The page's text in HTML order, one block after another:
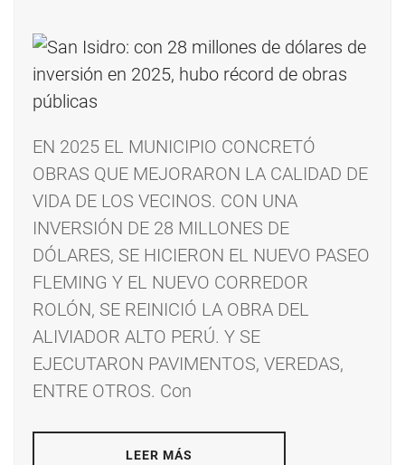
EN 2025 EL MUNICIPIO CONCRETÓ
OBRAS QUE MEJORARON LA CALIDAD DE
VIDA DE LOS VECINOS. CON UNA
INVERSIÓN DE 28 MILLONES DE
DÓLARES, SE HICIERON EL NUEVO PASEO
FLEMING Y EL NUEVO CORREDOR
ROLÓN, SE REINICIÓ LA OBRA DEL
ALIVIADOR ALTO PERÚ. Y SE
EJECUTARON PAVIMENTOS, VEREDAS,
ENTRE OTROS. Con
LEER MÁS